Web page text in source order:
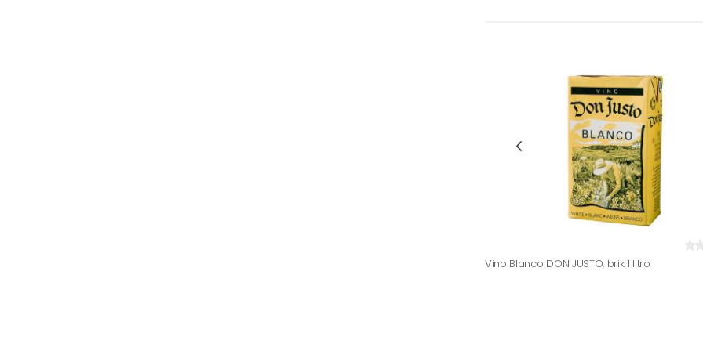
Vino Blanco DON JUSTO, brik 1 litro